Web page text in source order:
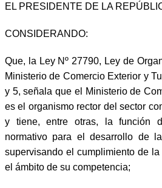
EL PRESIDENTE DE LA
CONSIDERANDO:
Que, la Ley Nº 27790, Ley de
Ministerio de Comercio Exterior y
y 5, señala que el Ministerio de
es el organismo rector del sector
y tiene, entre otras, la función
normativo para el desarrollo de
supervisando el cumplimiento de
el ámbito de su competencia;